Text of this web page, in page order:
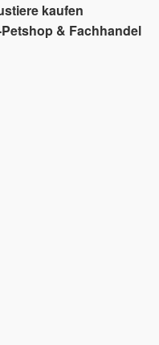
kaufen
& Fachhandel